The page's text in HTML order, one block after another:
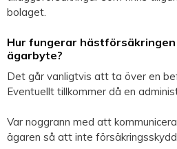
bolaget.
Hur fungerar
ägarbyte?
Det går vanligtvis att ta över en
Eventuellt tillkommer då en
Var noggrann med att
ägaren så att inte